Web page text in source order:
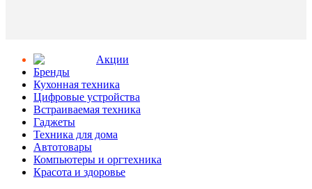
Aкции
Бренды
Кухонная техника
Цифровые устройства
Встраиваемая техника
Гаджеты
Техника для дома
Автотовары
Компьютеры и оргтехника
Красота и здоровье